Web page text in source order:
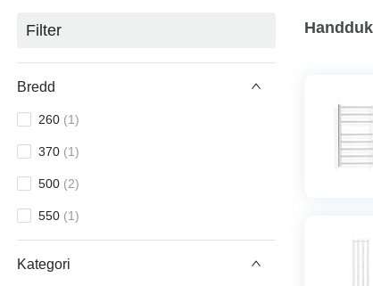
Filter
Bredd
260 (1)
370 (1)
500 (2)
550 (1)
Kategori